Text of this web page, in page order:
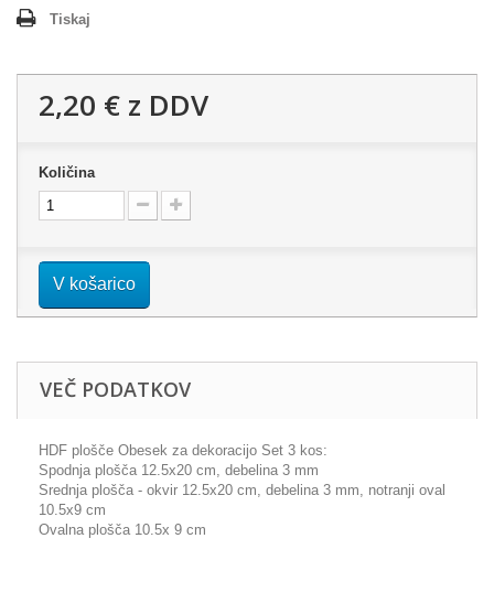
Tiskaj
2,20 € z DDV
Količina
V košarico
VEČ PODATKOV
HDF plošče Obesek za dekoracijo Set 3 kos:
Spodnja plošča 12.5x20 cm, debelina 3 mm
Srednja plošča - okvir 12.5x20 cm, debelina 3 mm, notranji oval
10.5x9 cm
Ovalna plošča 10.5x 9 cm